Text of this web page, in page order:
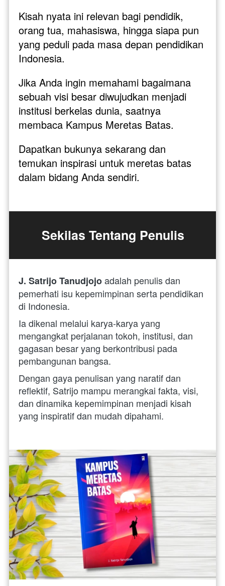
Kisah nyata ini relevan bagi pendidik,
orang tua, mahasiswa, hingga siapa pun
yang peduli pada masa depan pendidikan
Indonesia.
Jika Anda ingin memahami bagaimana
sebuah visi besar diwujudkan menjadi
institusi berkelas dunia, saatnya
membaca Kampus Meretas Batas.
Dapatkan bukunya sekarang dan
temukan inspirasi untuk meretas batas
dalam bidang Anda sendiri.
Sekilas Tentang Penulis
J. Satrijo Tanudjojo adalah penulis dan
pemerhati isu kepemimpinan serta pendidikan
di Indonesia.
Ia dikenal melalui karya-karya yang
mengangkat perjalanan tokoh, institusi, dan
gagasan besar yang berkontribusi pada
pembangunan bangsa.
Dengan gaya penulisan yang naratif dan
reflektif, Satrijo mampu merangkai fakta, visi,
dan dinamika kepemimpinan menjadi kisah
yang inspiratif dan mudah dipahami.